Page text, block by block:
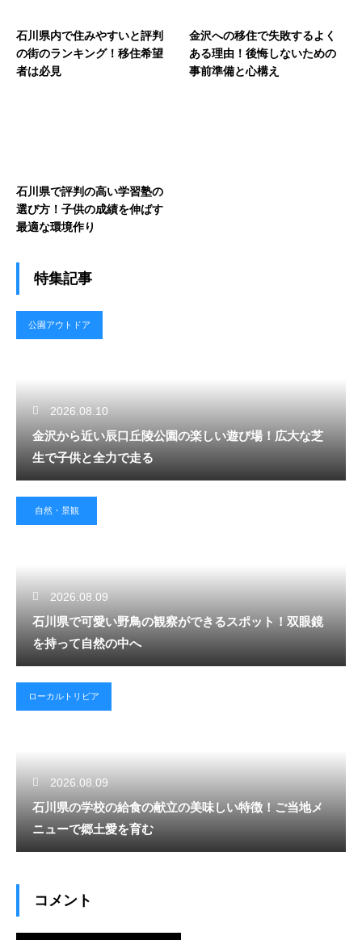
石川県内で住みやすいと評判
の街のランキング！移住希望
者は必見
金沢への移住で失敗するよく
ある理由！後悔しないための
事前準備と心構え
石川県で評判の高い学習塾の
選び方！子供の成績を伸ばす
最適な環境作り
特集記事
公園アウトドア
2026.08.10
金沢から近い辰口丘陵公園の楽しい遊び場！広大な芝
生で子供と全力で走る
自然・景観
2026.08.09
石川県で可愛い野鳥の観察ができるスポット！双眼鏡
を持って自然の中へ
ローカルトリビア
2026.08.09
石川県の学校の給食の献立の美味しい特徴！ご当地メ
ニューで郷土愛を育む
コメント